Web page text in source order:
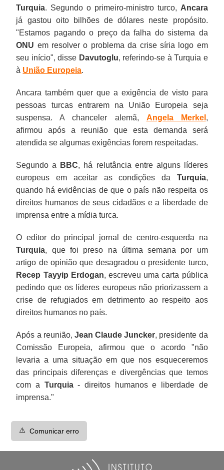
Turquia. Segundo o primeiro-ministro turco, Ancara
já gastou oito bilhões de dólares neste propósito.
"Estamos pagando o preço da falha do sistema da
ONU em resolver o problema da crise síria logo em
seu início", disse Davutoglu, referindo-se à Turquia e
à União Europeia.
Ancara também quer que a exigência de visto para
pessoas turcas entrarem na União Europeia seja
suspensa. A chanceler alemã, Angela Merkel ,
afirmou após a reunião que esta demanda será
atendida se algumas exigências forem respeitadas.
Segundo a BBC, há relutância entre alguns líderes
europeus em aceitar as condições da Turquia,
quando há evidências de que o país não respeita os
direitos humanos de seus cidadãos e a liberdade de
imprensa entre a mídia turca.
O editor do principal jornal de centro-esquerda na
Turquia, que foi preso na última semana por um
artigo de opinião que desagradou o presidente turco,
Recep Tayyip Erdogan, escreveu uma carta pública
pedindo que os líderes europeus não priorizassem a
crise de refugiados em detrimento ao respeito aos
direitos humanos no país.
Após a reunião, Jean Claude Juncker, presidente da
Comissão Europeia, afirmou que o acordo "não
levaria a uma situação em que nos esqueceremos
das principais diferenças e divergências que temos
com a Turquia- direitos humanos e liberdade de
imprensa."
⚠️ Comunicar erro